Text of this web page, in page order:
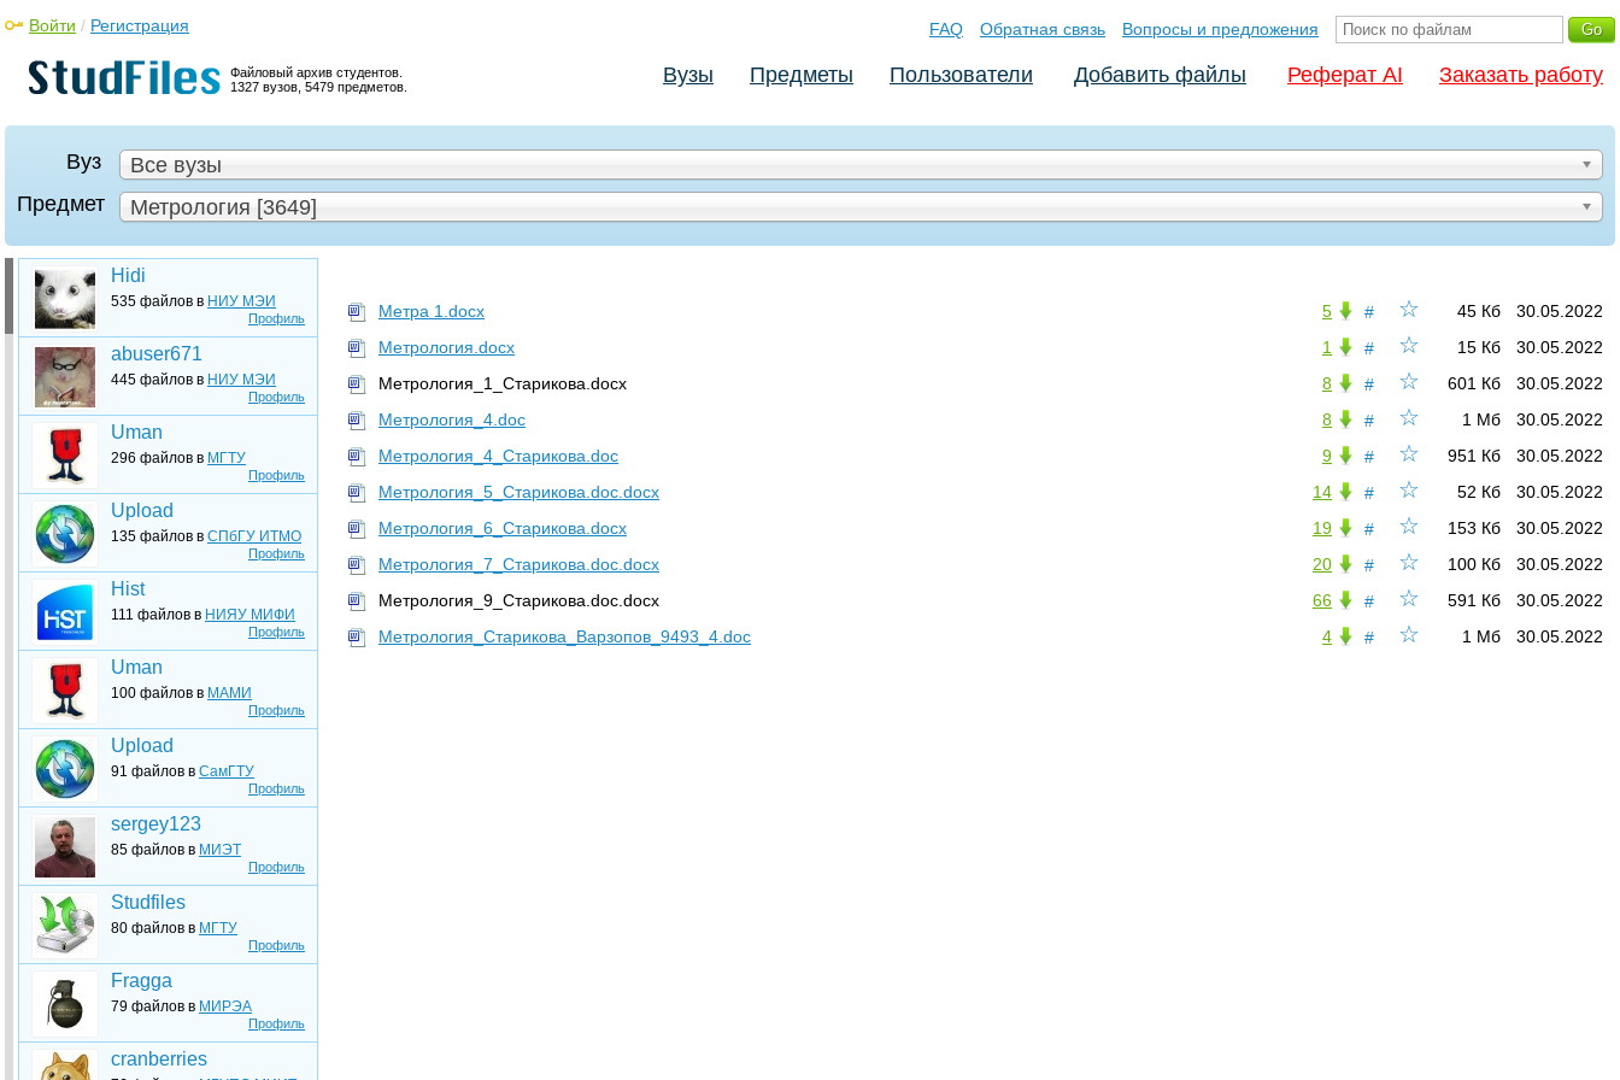
Файловый архив студентов.
1327 вузов, 5479 предметов.
Войти / Регистрация FAQ Обратная связь Вопросы и предложения
Вузы Предметы Пользователи Добавить файлы Реферат AI Заказать работу
Вуз
Все вузы
Предмет
Метрология [3649]
Профиль
Hidi
535 файлов в НИУ МЭИ
Профиль
abuser671
445 файлов в НИУ МЭИ
Профиль
Uman
296 файлов в МГТУ
Профиль
Upload
135 файлов в СПбГУ ИТМО
Профиль
Hist
111 файлов в НИЯУ МИФИ
Профиль
Uman
100 файлов в МАМИ
Профиль
Upload
91 файлов в СамГТУ
Профиль
sergey123
85 файлов в МИЭТ
Профиль
Studfiles
80 файлов в МГТУ
Профиль
Fragga
79 файлов в МИРЭА
cranberries
☆
# 30.05.2022
45 Кб
5
Метра 1.docx
☆
# 30.05.2022
15 Кб
1
Метрология.docx
☆
# 30.05.2022
601 Кб
8
Метрология_1_Старикова.docx
☆
# 30.05.2022
1 Мб
8
Метрология_4.doc
☆
# 30.05.2022
951 Кб
9
Метрология_4_Старикова.doc
☆
# 30.05.2022
52 Кб
14
Метрология_5_Старикова.doc.docx
☆
# 30.05.2022
153 Кб
19
Метрология_6_Старикова.docx
☆
# 30.05.2022
100 Кб
20
Метрология_7_Старикова.doc.docx
☆
# 30.05.2022
591 Кб
66
Метрология_9_Старикова.doc.docx
☆
# 30.05.2022
1 Мб
4
Метрология_Старикова_Варзопов_9493_4.doc